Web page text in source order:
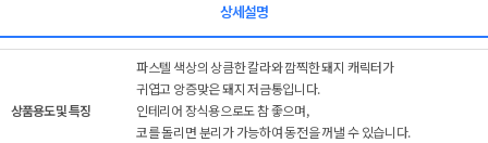
상세설명
상품용도 및 특징
파스텔 색상의 상큼한 칼라와 깜찍한 돼지 캐릭터가
귀엽고 앙증맞은 돼지 저금통입니다.
인테리어 장식용으로도 참 좋으며,
코를 돌리면 분리가 가능하여 동전을 꺼낼 수 있습니다.